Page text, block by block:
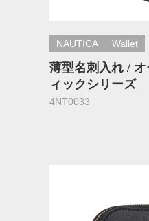
NAUTICA Wallet
薄型名刺入れ /
ィックシリーズ
4NT0033